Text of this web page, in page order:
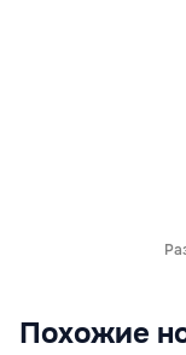
Похожие